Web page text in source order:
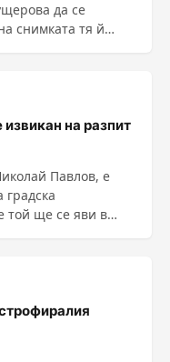
да се
снимката тя й
на разпит
Павлов, е